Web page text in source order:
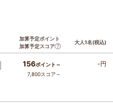
加算予定ポイント
加算予定スコア
大人1名(税込)
156ポイント～
7,800スコア～
-円